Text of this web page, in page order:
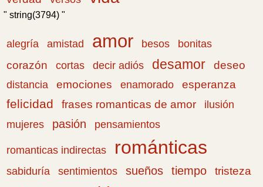
" string(3794) "
alegría amistad amor besos
bonitas
corazón
cortas decir adiós desamor deseo
distancia emociones enamorado esperanza
felicidad frases romanticas de amor
ilusión
mujeres
pasión pensamientos
romanticas indirectas románticas
sabiduría sentimientos sueños tiempo
tristeza